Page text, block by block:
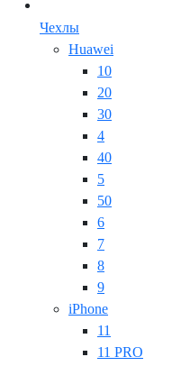
Чехлы
Huawei
10
20
30
4
40
5
50
6
7
8
9
iPhone
11
11 PRO